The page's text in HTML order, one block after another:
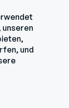
unseren
und